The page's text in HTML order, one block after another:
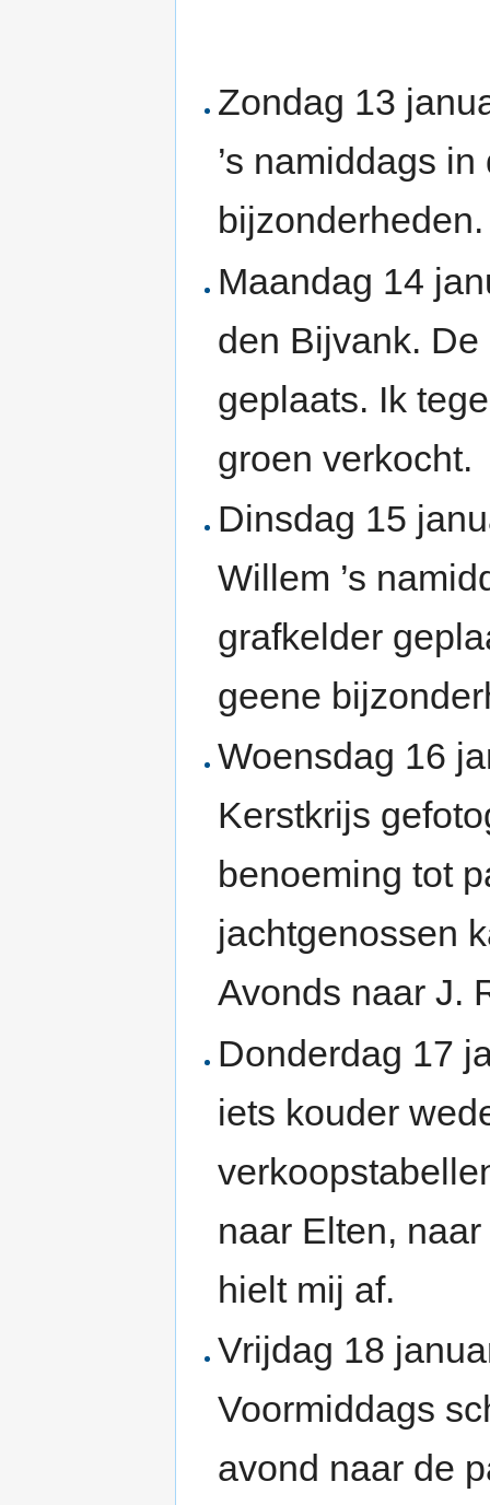
Zondag 13
’s namiddags
bijzonderheden.
Maandag 14
den Bijvank.
geplaats. Ik
groen verkocht.
Dinsdag 15
Willem ’s
grafkelder
geene
Woensdag 16
Kerstkrijs
benoeming tot
jachtgenossen
Avonds naar J.
Donderdag 17
iets kouder
naar Elten,
hielt mij af.
Vrijdag 18
Voormiddags
avond naar de